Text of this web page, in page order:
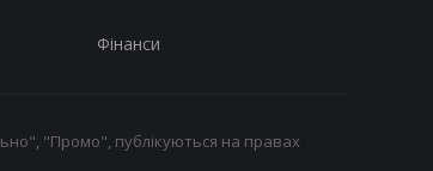
Фінанси
"Промо", публікуються на правах